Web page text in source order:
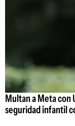
Multan a Meta con
seguridad infantil